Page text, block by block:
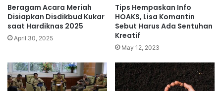
Beragam Acara Meriah
Disiapkan Disdikbud Kukar
saat Hardiknas 2025
April 30, 2025
Tips Hempaskan Info
HOAKS, Lisa Komantin
Sebut Harus Ada Sentuhan
Kreatif
May 12, 2023